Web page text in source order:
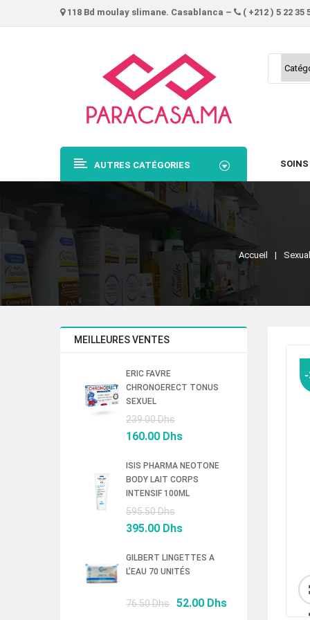
118 Bd moulay slimane. Casablanca – ( +212 ) 5 22 35
AUTRES CATÉGORIES
Accueil
MEILLEURES VENTES
ERIC FAVRE
CHRONOERECT TONUS
SEXUEL
239.00Dhs
prix
était :
239.00 Dhs.
160.00 DhsLe
actuel
est :
160.00 Dhs.
ISIS PHARMA NEOTONE
BODY LAIT CORPS
INTENSIF 100ML
595.50Dhs
prix
était :
595.50 Dhs.
395.00 DhsLe
actuel
est :
GILBERT LINGETTES A
L’EAU 70 UNITÉS
76.50Dhs
Le
52.00 DhsLe